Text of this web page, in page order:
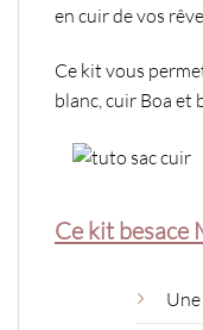
en cuir de vos
Ce kit vous
blanc, cuir Boa et
Ce kit besace